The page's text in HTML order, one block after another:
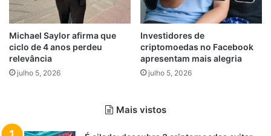
Michael Saylor afirma que
ciclo de 4 anos perdeu
relevância
julho 5, 2026
Investidores de
criptomoedas no Facebook
apresentam mais alegria
julho 5, 2026
Mais vistos